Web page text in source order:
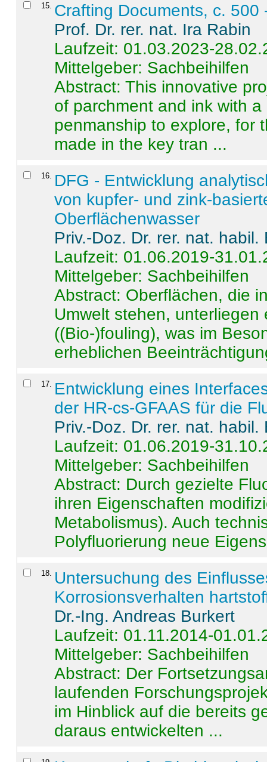
15 Crafting Documents, c. 500
Prof. Dr. rer. nat. Ira Rabin
Laufzeit: 01.03.2023-
Mittelgeber: Sachbeihilfen
Abstract:This innovative
of parchment and ink with
penmanship to explore, for
made in the key tran ...
16
DFG - Entwicklung
von kupfer- und zink-
Oberflächenwasser
Priv.-Doz. Dr. rer. nat.
Laufzeit: 01.06.2019-
Mittelgeber: Sachbeihilfen
Abstract: Oberflächen, die
Umwelt stehen,
((Bio-)fouling), was im
erheblichen
17
Entwicklung eines
der HR-cs-GFAAS für die
Priv.-Doz. Dr. rer. nat.
Laufzeit: 01.06.2019-
Mittelgeber: Sachbeihilfen
Abstract: Durch gezielte
ihren Eigenschaften
Metabolismus). Auch
Polyfluorierung neue
18
Untersuchung des
Korrosionsverhalten
Dr.-Ing. Andreas Burkert
Laufzeit: 01.11.2014-
Mittelgeber: Sachbeihilfen
Abstract: Der
laufenden
im Hinblick auf die bereits
daraus entwickelten ...